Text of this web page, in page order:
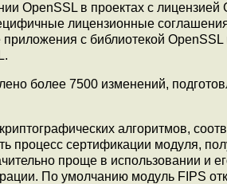
OpenSSL в проектах с
лицензионные
с библиотекой
более 7500 изменений,
алгоритмов,
процесс сертификации модуля,
проще в использовании и
По умолчанию модуль FIPS